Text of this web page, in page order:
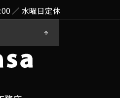
／ 水曜日定休